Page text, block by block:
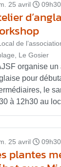
25 avril
de
Le Gosier
organise
pour
le
à 12h30 au
25 avril
plantes